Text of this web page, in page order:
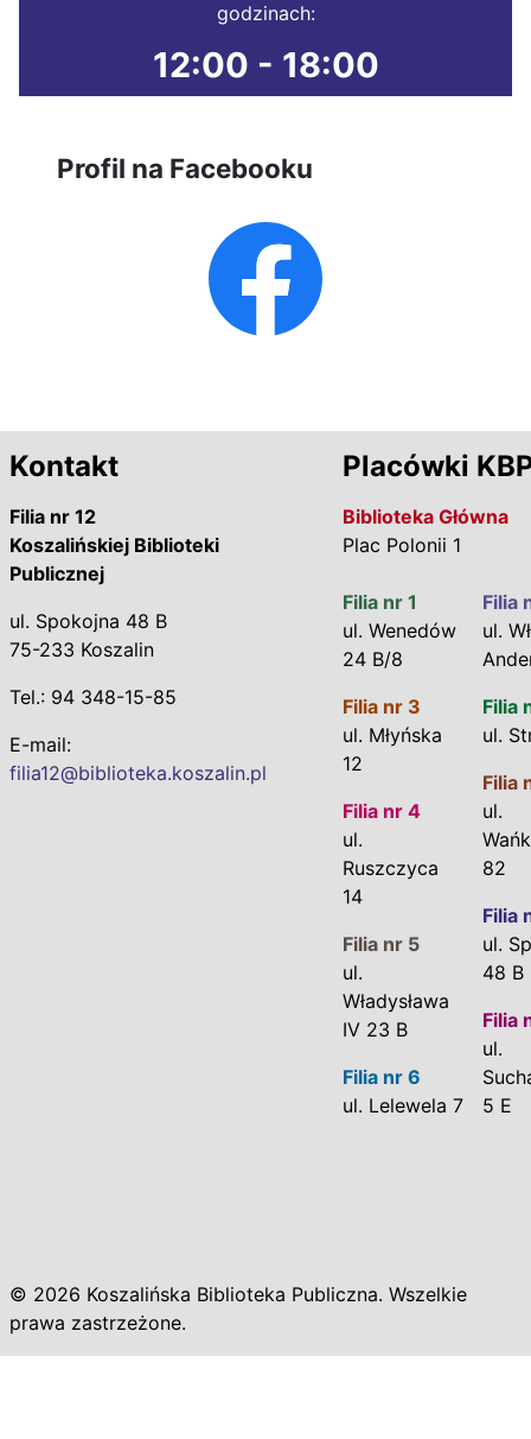
godzinach:
12:00 - 18:00
Profil na Facebooku
Kontakt
Filia nr 12
Koszalińskiej Biblioteki
Publicznej
ul. Spokojna 48 B
75-233 Koszalin
Tel.: 94 348-15-85
E-mail:
filia12@biblioteka.koszalin.pl
Placówki
Biblioteka Główna
Plac Polonii 1
Filia nr 1
ul. Wenedów
24 B/8
Filia nr 3
ul. Młyńska
12
Filia nr 4
ul.
Ruszczyca
14
Filia nr 5
ul.
Władysława
IV 23 B
Filia nr 6
ul. Lelewela 7
Filia
ul.
Filia
ul.
Filia
ul.
82
Filia
ul.
48 B
Filia
ul.
5 E
© 2026 Koszalińska Biblioteka Publiczna. Wszelkie
prawa zastrzeżone.